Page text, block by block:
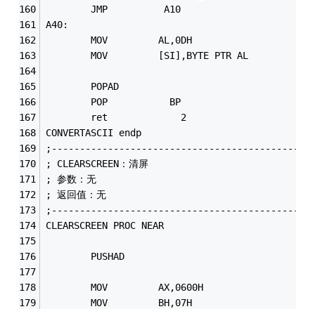
        JMP          A10
A40:
        MOV         AL,0DH
        MOV         [SI],BYTE PTR AL
        POPAD
        POP           BP
        ret             2
CONVERTASCII endp
; CLEARSCREEN：清屏
; 参数：无
; 返回值：无
CLEARSCREEN PROC NEAR
        PUSHAD
MOV         AX,0600H
        MOV         BH,07H